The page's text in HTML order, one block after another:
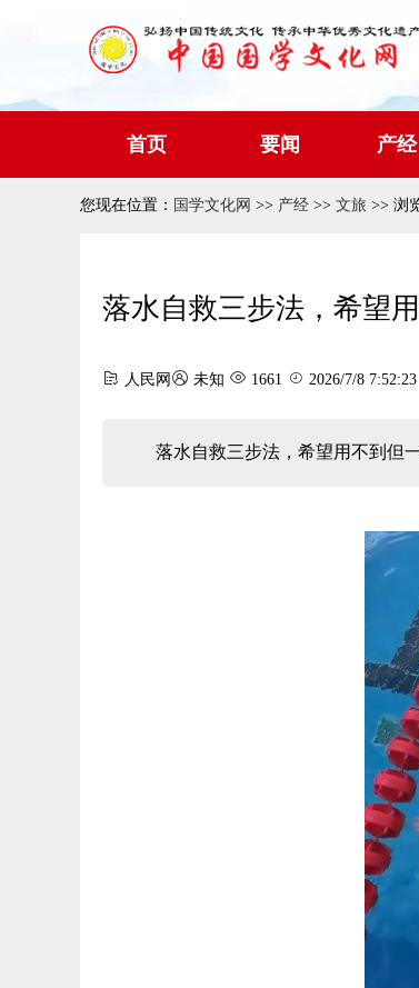
首页 要闻 产经
您现在位置： 国学文化网 >> 产经 >> 文旅 >> 浏
落水自救三步法，希望
人民网 未知 1661 2026/7/8 7:52:23
落水自救三步法，希望用不到但